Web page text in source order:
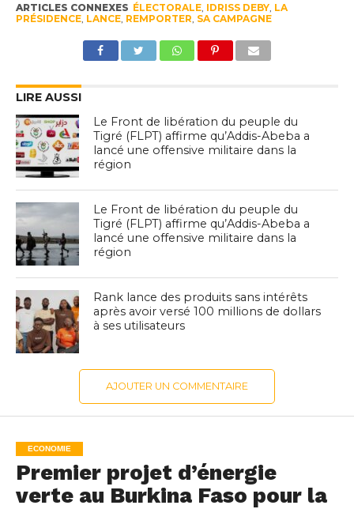
ARTICLES CONNEXES ÉLECTORALE, IDRISS DEBY, LA
PRÉSIDENCE, LANCE, REMPORTER SA CAMPAGNE
LIRE AUSSI
Le Front de libération du peuple du
Tigré (FLPT) affirme qu’Addis-Abeba a
lancé une offensive militaire dans la
région
Le Front de libération du peuple du
Tigré (FLPT) affirme qu’Addis-Abeba a
lancé une offensive militaire dans la
région
Rank lance des produits sans intérêts
après avoir versé 100 millions de dollars
à ses utilisateurs
AJOUTER UN COMMENTAIRE
ECONOMIE
Premier projet d’énergie
verte au Burkina Faso pour la